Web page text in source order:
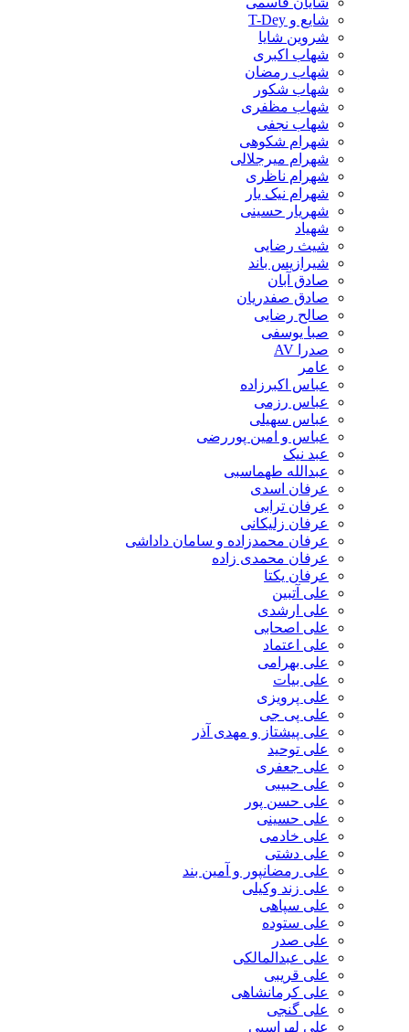
شایع و T-Dey
شروین شایا
شهاب اکبری
شهاب رمضان
شهاب شکور
شهاب مظفری
شهاب نجفی
شهرام شکوهی
شهرام میرجلالی
شهرام ناظری
شهرام نیک یار
شهریار حسینی
شهیاد
شیث رضایی
شیرازیس باند
صادق آبان
صادق صفدریان
صالح رضایی
صبا یوسفی
صدرا AV
عامر
عباس اکبرزاده
عباس رزمی
عباس سهیلی
عباس و امین پوررضی
عبد نیک
عبدالله طهماسبی‎
عرفان اسدی
عرفان ترابی
عرفان زلیکانی
عرفان محمدزاده و سامان داداشی
عرفان محمدی زاده
عرفان یکتا
علی آتبین
علی ارشدی
علی اصحابی
علی اعتماد
علی بهرامی
علی بیات
علی پرویزی
علی پی جی
علی پیشتاز و مهدی آذر
علی توحید
علی جعفری
علی حبیبی
علی حسن پور
علی حسینی
علی خادمی
علی دشتی
علی رمضانپور و آمین بند
علی زند وکیلی
علی سپاهی
علی ستوده
علی صدر
علی عبدالمالکی
علی قریبی
علی کرمانشاهی
علی گنجی
علی لهراسبی